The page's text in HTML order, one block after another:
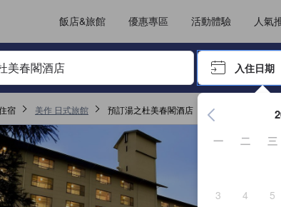
飯店&旅館 優惠專區 活動體驗 人氣
關鍵字查詢，使用上下鍵或Tab鍵移動，並按「Enter」來選擇
入住日期
按Enter鍵開始在
一 二 三
3
4 5
宿 美作 日式旅館 預訂湯之杜美春閣酒店
真實住客在退房後才遞交上傳，我們堅持提供客觀公正的
高分
且在美作表現高分
作表現高分
高分